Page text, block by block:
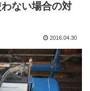
ない場合の対
2016.04.30